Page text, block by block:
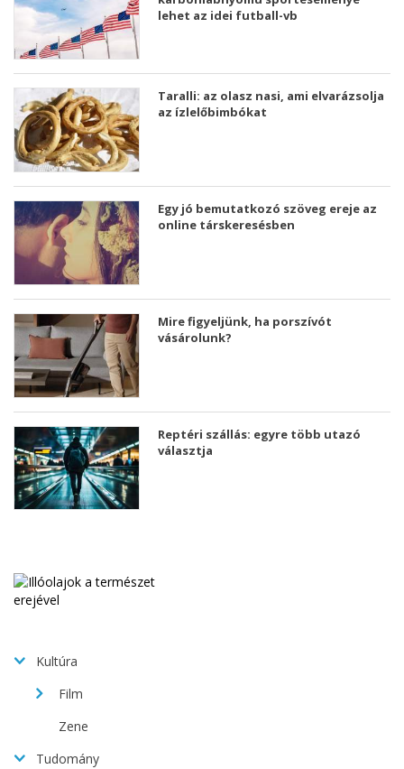
lehet az idei futball-vb
Taralli: az olasz nasi, ami elvarázsolja
az ízlelőbimbókat
Egy jó bemutatkozó szöveg ereje az
online társkeresésben
Mire figyeljünk, ha porszívót
vásárolunk?
Reptéri szállás: egyre több utazó
választja
Kultúra
Film
Zene
Tudomány